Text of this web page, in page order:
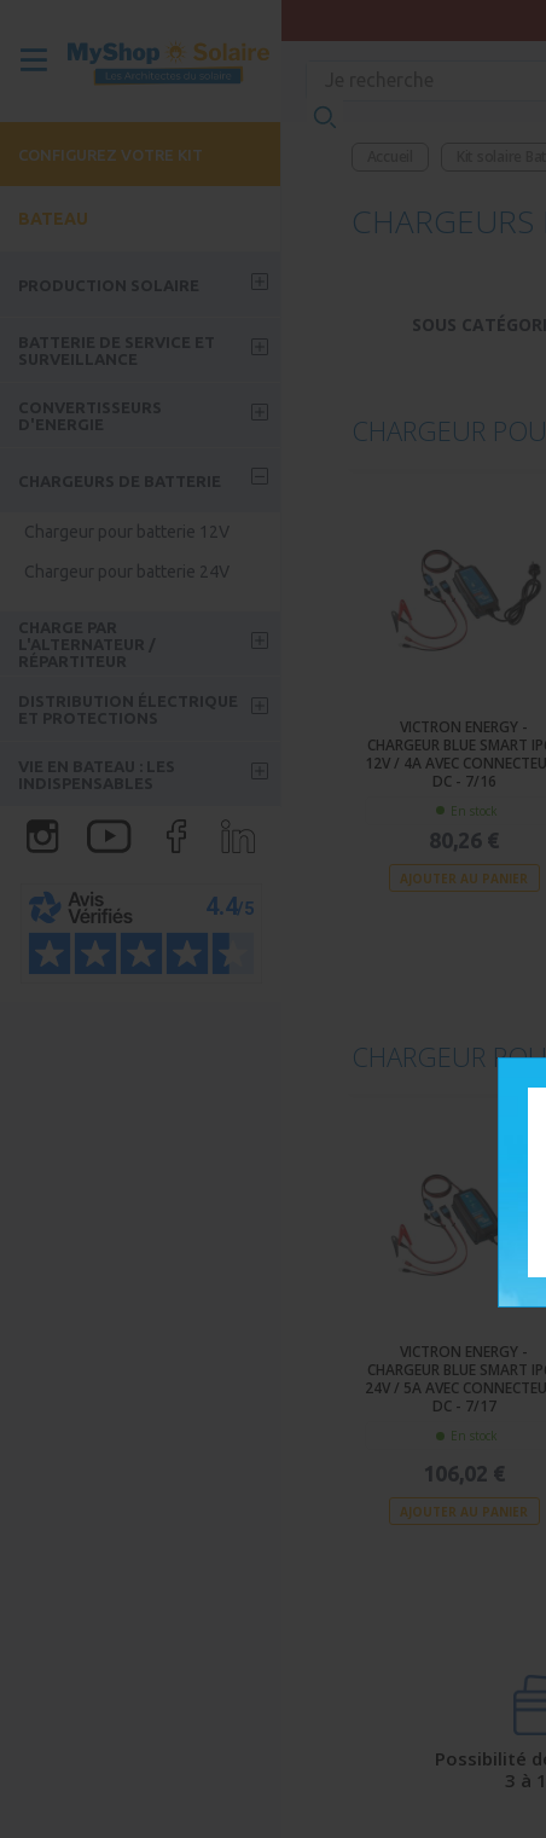
CONFIGUREZ VOTRE KIT
BATEAU
Kit Navigation / Plaisance
Extension batterie nomade
Monitoring
Convertisseur classique 230V
Convertisseurs DC 12V-24V
Chargeur pour batterie 12V
Chargeur pour batterie 24V
Coupe-circuit et battery
Connectiques
Câblage DC - Bâteau
Prises usb / LEDS
Eau
Réfrigérateur
SOUS
CHARGEUR
VICTRON ENERGY -
CHARGEUR BLUE SMART
12V / 4A AVEC
DC - 7/16
En stock
80,26 €
AJOUTER AU PANIER
CHARGEUR
VICTRON ENERGY -
CHARGEUR BLUE SMART
24V / 5A AVEC
DC - 7/17
En stock
106,02 €
AJOUTER AU PANIER
Possibilité
3 à